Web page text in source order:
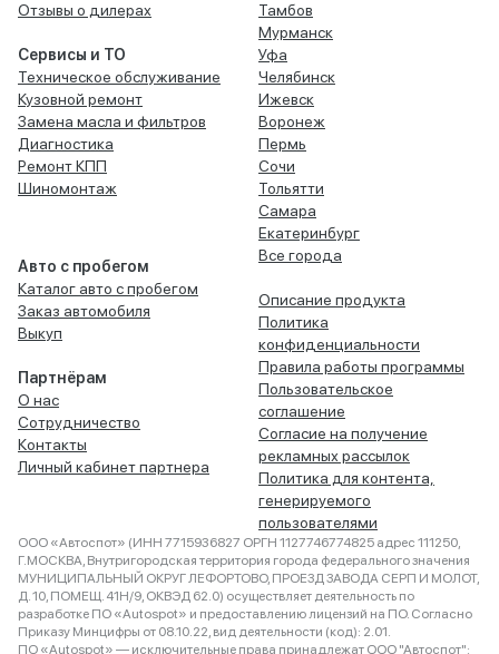
Отзывы о дилерах
Сервисы и ТО
Техническое обслуживание
Кузовной ремонт
Замена масла и фильтров
Диагностика
Ремонт КПП
Шиномонтаж
Авто с пробегом
Каталог авто с пробегом
Заказ автомобиля
Выкуп
Партнёрам
О нас
Сотрудничество
Контакты
Личный кабинет партнера
Тамбов
Мурманск
Уфа
Челябинск
Ижевск
Воронеж
Пермь
Сочи
Тольятти
Самара
Екатеринбург
Все города
Описание продукта
Политика
конфиденциальности
Правила работы программы
Пользовательское
соглашение
Согласие на получение
рекламных рассылок
Политика для контента,
генерируемого
пользователями
ООО «Автоспот» (ИНН 7715936827 ОРГН 1127746774825 адрес 111250,
Г.МОСКВА, Внутригородская территория города федерального значения
МУНИЦИПАЛЬНЫЙ ОКРУГ ЛЕФОРТОВО, ПРОЕЗД ЗАВОДА СЕРП И МОЛОТ,
Д. 10, ПОМЕЩ. 41Н/9, ОКВЭД 62.0) осуществляет деятельность по
разработке ПО «Autospot» и предоставлению лицензий на ПО. Согласно
Приказу Минцифры от 08.10.22, вид деятельности (код): 2.01.
ПО «Autospot» — исключительные права принадлежат ООО "Автоспот":